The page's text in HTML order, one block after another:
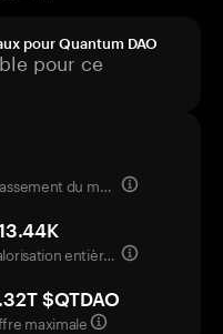
pour Quantum DAO
pour ce
Classement du marché
Valorisation entièrement diluée
$QTDAO
maximale